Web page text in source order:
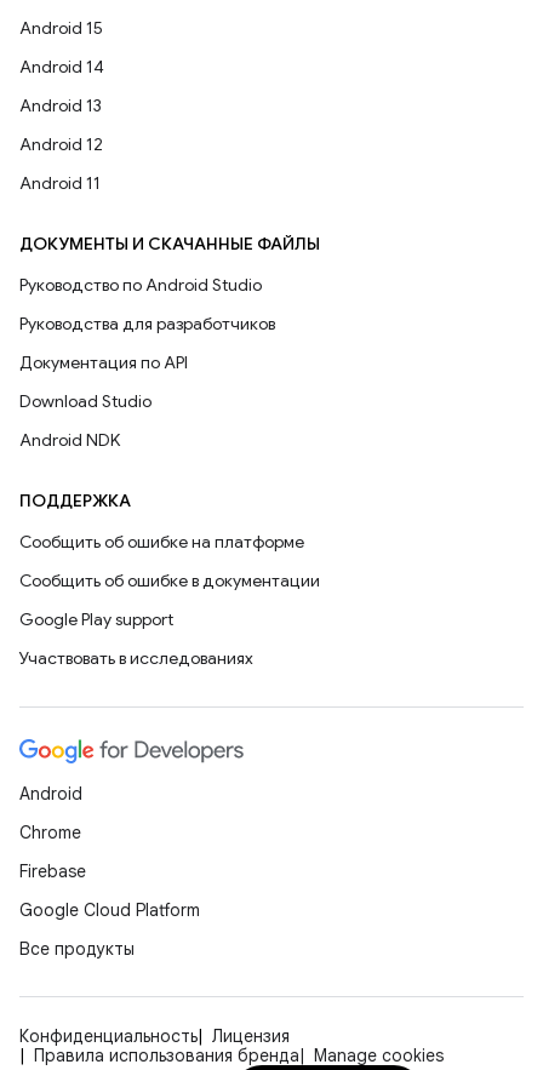
Android 15
Android 14
Android 13
Android 12
Android 11
ДОКУМЕНТЫ И СКАЧАННЫЕ ФАЙЛЫ
Руководство по Android Studio
Руководства для разработчиков
Документация по API
Download Studio
Android NDK
ПОДДЕРЖКА
Сообщить об ошибке на платформе
Сообщить об ошибке в документации
Google Play support
Участвовать в исследованиях
Android
Chrome
Firebase
Google Cloud Platform
Все продукты
Конфиденциальность
Лицензия
Правила использования бренда
Manage cookies